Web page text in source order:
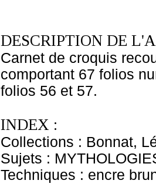
DESCRIPTION DE
Carnet de croquis
comportant 67 folios
folios 56 et 57.
INDEX :
Collections : Bonnat,
Sujets :
Techniques : encre